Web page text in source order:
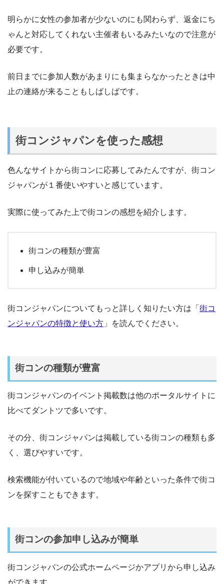
明らかに女性の参加者が少ないのにも関わらず、返金にち
ゃんと対応してくれない主催者もいるみたいなので注意が
必要です。
前日までに参加人数があまりにも集まらなかったときは中
止の連絡が来ることもしばしばです。
街コンジャパンを使った感想
色んなサイトから街コンに応募してみたんですが、街コン
ジャパンが１番使いやすいと感じています。
実際に使ってみた上で街コンの感想を紹介します。
街コンの種類が豊富
申し込みが簡単
街コンジャパンについてもっと詳しく知りたい方は「 街コ
ンジャパンの特徴と使い方 」を読んでください。
街コンの種類が豊富
街コンジャパンのイベント掲載数は他のポータルサイトに
比べてダントツで多いです。
その分、街コンジャパンは掲載している街コンの種類も多
く、選びやすいです。
検索機能が付いているので地域や年齢といった条件で街コ
ンを探すこともできます。
街コンの参加申し込みが簡単
街コンジャパンの公式ホームページかアプリから申し込み
ができます。